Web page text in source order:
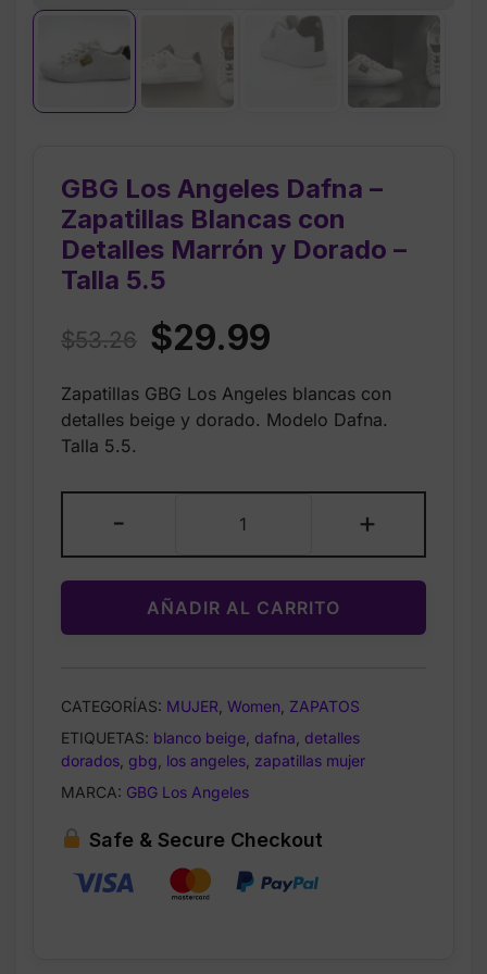
GBG Los Angeles Dafna –
Zapatillas Blancas con
Detalles Marrón y Dorado –
Talla 5.5
$53.26
Original
was:
$29.99
is:
Zapatillas GBG Los Angeles blancas con
detalles beige y dorado. Modelo Dafna.
Talla 5.5.
-
Los
Angeles
Dafna
–
Zapatillas
Detalles
Marrón
y
Dorado
Talla
5.5
cantidad
+
AÑADIR AL CARRITO
CATEGORÍAS: MUJER Women ZAPATOS
ETIQUETAS: blanco beige dafna detalles
dorados gbg los angeles zapatillas mujer
MARCA: GBG Los Angeles
Safe & Secure Checkout